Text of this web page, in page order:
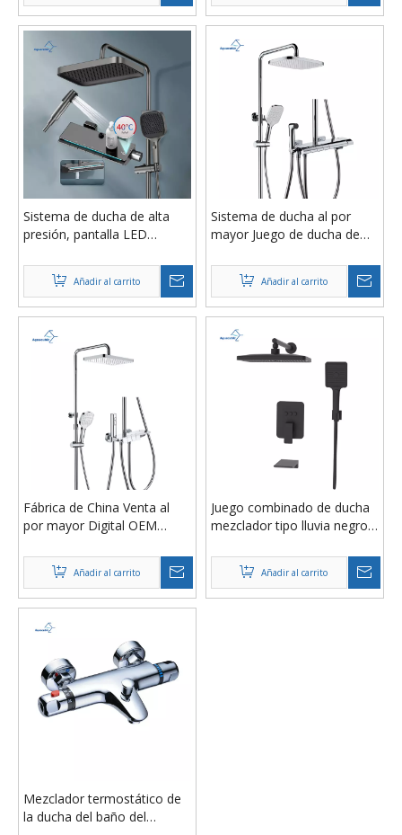
antideslizante, diseño
Sistema de ducha de alta
presión, pantalla LED
temperatura, juego de
ducha con tecla de Piano de
4 funciones
Añadir al carrito
Sistema de ducha al por
mayor Juego de ducha de
pantalla digital LED de 4
funciones Tecla de piano
Añadir al carrito
Fábrica de China Venta al
por mayor Digital OEM
de hotel Duchas
exuberantes Juego de baño
Añadir al carrito
Juego combinado de ducha
mezclador tipo lluvia negro
pulgadas con certificación
Aquacubic cUPC
Añadir al carrito
Mezclador termostático de
la ducha del baño del